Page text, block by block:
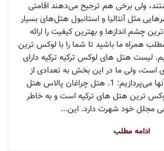
ولی برخی هم ترجیح می‌دهند اقامتی
مثل آنتالیا و استانبول هتل‌های بسیار
چشم اندازها و بهترین کیفیت را ارائه
همراه ما باشید تا شما را با لوکس ترین
لیست هتل های لوکس ترکیه ترکیه دارای
ولی ما در این بخش به تعدادی از
معروف‌ترین و بهترین آنها می‌پردازیم: 1. هتل چراغان پالاس هتل
ترین هتل های ترکیه است و به خاطر
مجلل خود شهرت دارد. این...
ادامه مطلب